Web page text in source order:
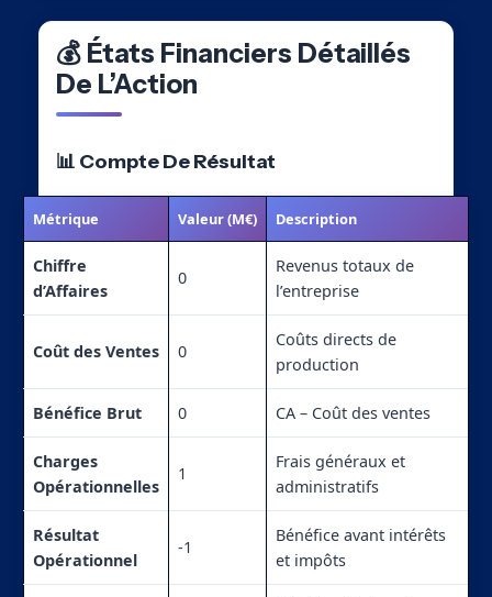
💰 États Financiers Détaillés
De L’Action
📊 Compte De Résultat
Métrique Valeur (M€) Description
Chiffre
d’Affaires
0
Revenus totaux de
l’entreprise
Coût des Ventes 0
Coûts directs de
production
Bénéfice Brut 0 CA – Coût des ventes
Charges
Opérationnelles
1
Frais généraux et
administratifs
Résultat
Opérationnel
-1
Bénéfice avant intérêts
et impôts